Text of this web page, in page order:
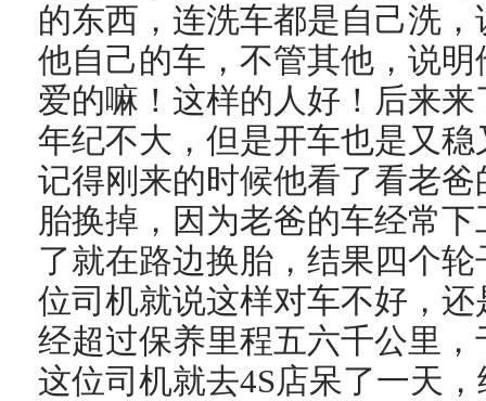
的东西，连洗车都是自己洗
他自己的车，不管其他，说
爱的嘛！这样的人好！后来
年纪不大，但是开车也是又
记得刚来的时候他看了看老
胎换掉，因为老爸的车经常
了就在路边换胎，结果四个
位司机就说这样对车不好，
经超过保养里程五六千公里
这位司机就去4S店呆了一天